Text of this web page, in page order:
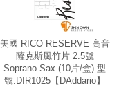
美國 RICO RESERVE 高音
薩克斯風竹片 2.5號
Soprano Sax (10片/盒) 型
號:DIR1025【DAddario】